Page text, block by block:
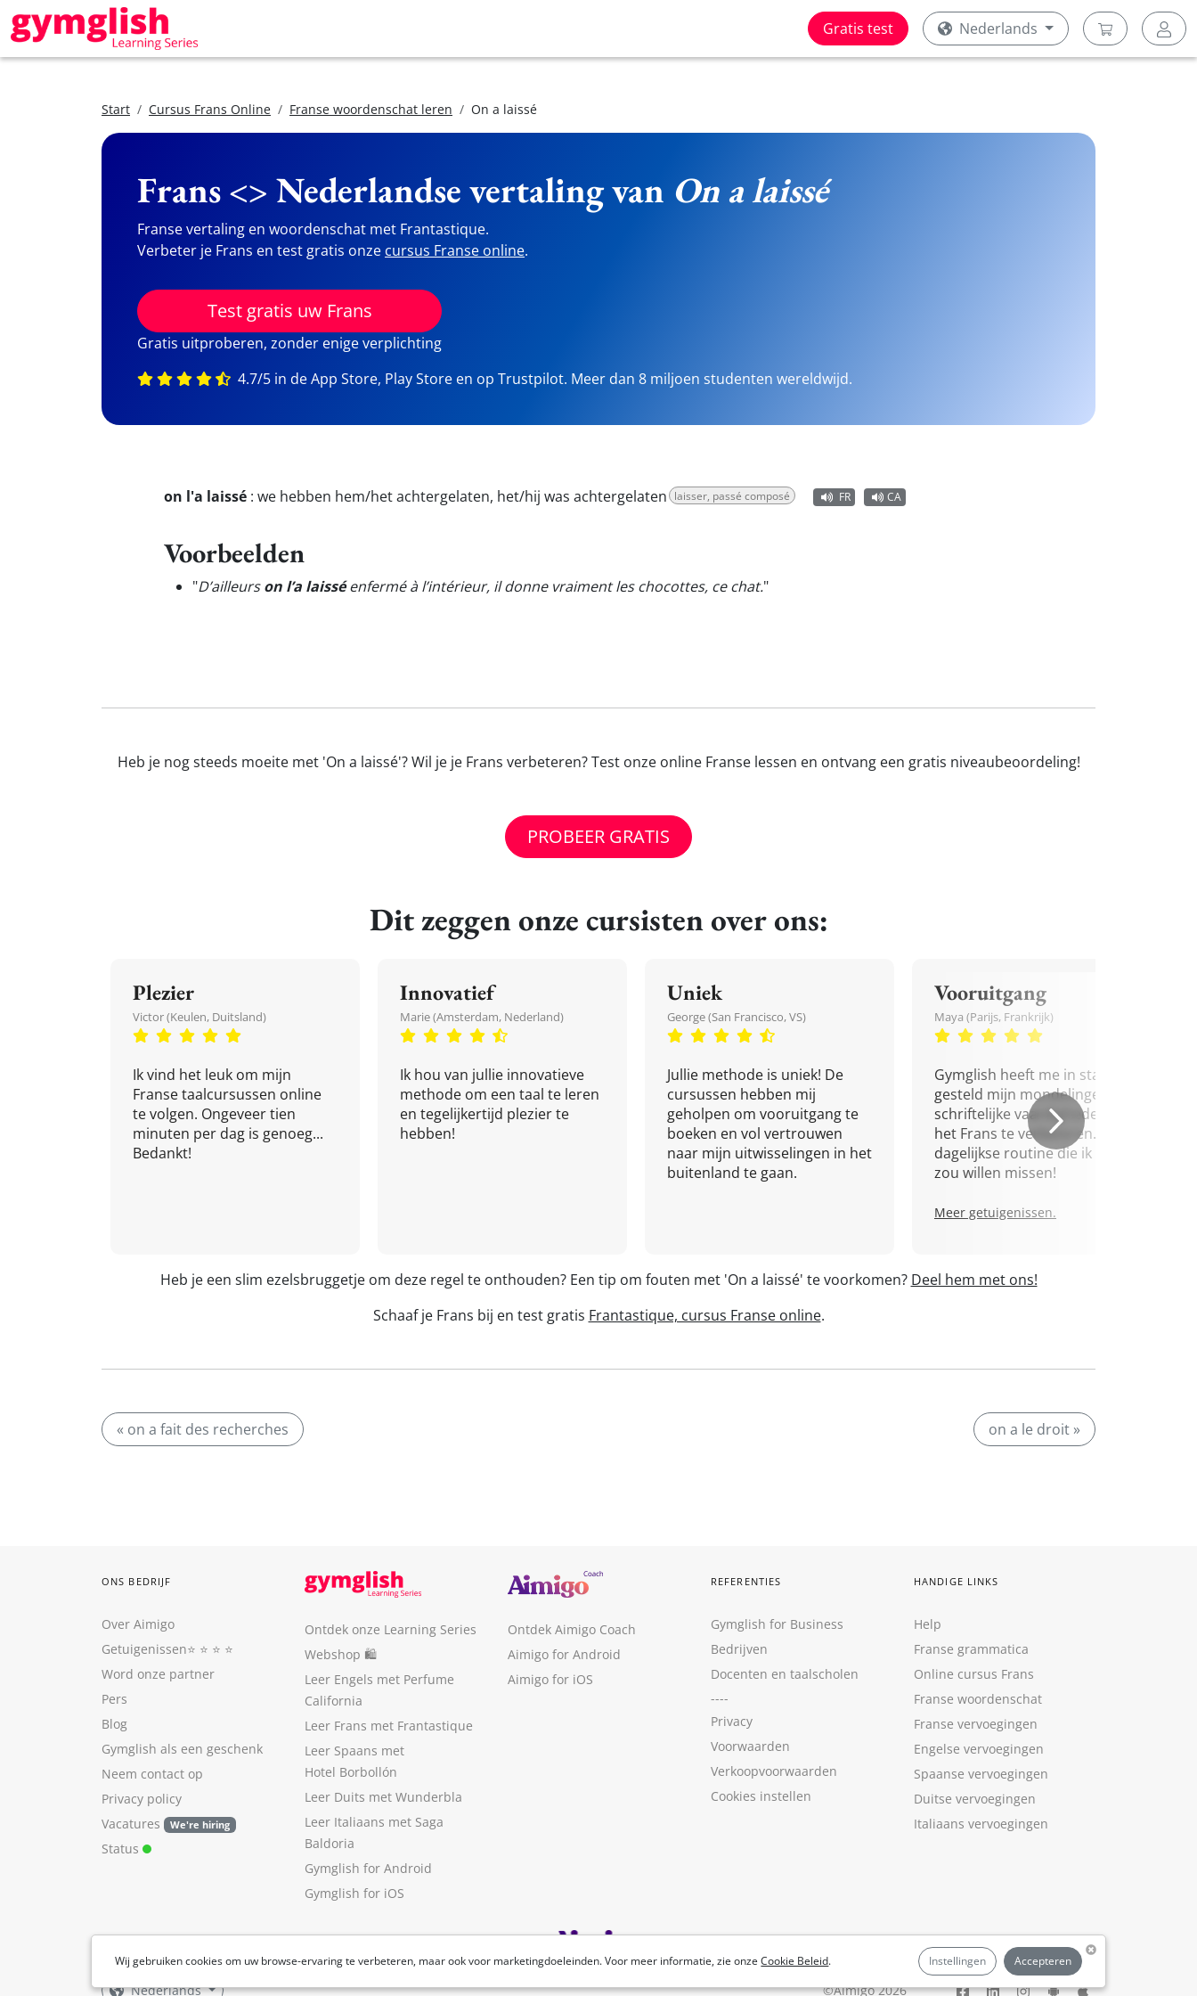
Gratis test Nederlands
Start Cursus Frans Online Franse woordenschat leren On a laissé
Frans <> Nederlandse vertaling van On a laissé
Franse vertaling en woordenschat met Frantastique.
Verbeter je Frans en test gratis onze cursus Franse online.
Test gratis uw Frans
Gratis uitproberen, zonder enige verplichting
4.7/5 in de App Store, Play Store en op Trustpilot. Meer dan 8 miljoen studenten wereldwijd.
on l'a laissé : we hebben hem/het achtergelaten, het/hij was achtergelaten laisser, passé composé FR CA
Voorbeelden
"D’ailleurson l’a laisséenfermé à l’intérieur, il donne vraiment les chocottes, ce chat."
Heb je nog steeds moeite met 'On a laissé'? Wil je je Frans verbeteren? Test onze online Franse lessen en ontvang een gratis niveaubeoordeling!
PROBEER GRATIS
Dit zeggen onze cursisten over ons:
Plezier
Victor (Keulen, Duitsland)
Ik vind het leuk om mijn
Franse taalcursussen online
te volgen. Ongeveer tien
minuten per dag is genoeg...
Bedankt!
Innovatief
Marie (Amsterdam, Nederland)
Ik hou van jullie innovatieve
methode om een taal te leren
en tegelijkertijd plezier te
hebben!
Uniek
George (San Francisco, VS)
Jullie methode is uniek! De
cursussen hebben mij
geholpen om vooruitgang te
boeken en vol vertrouwen
naar mijn uitwisselingen in het
buitenland te gaan.
Vooruitgang
Maya (Parijs, Frankrijk)
Gymglish heeft me in staat
gesteld mijn mondelinge en
schriftelijke vaardigheden in
het Frans te verbeteren. Een
dagelijkse routine die ik niet
zou willen missen!
Meer getuigenissen.
Heb je een slim ezelsbruggetje om deze regel te onthouden? Een tip om fouten met 'On a laissé' te voorkomen? Deel hem met ons!
Schaaf je Frans bij en test gratis Frantastique, cursus Franse online.
« on a fait des recherches on a le droit »
Wij gebruiken cookies om uw browse-ervaring te verbeteren, maar ook voor marketingdoeleinden. Voor meer informatie, zie onzeCookie Beleid. Instellingen Accepteren
ONS BEDRIJF
Over Aimigo
Getuigenissen⭐️ ⭐️ ⭐️ ⭐️
Word onze partner
Pers
Blog
Gymglish als een geschenk
Neem contact op
Privacy policy
Vacatures
We're hiring
Status
Ontdek onze Learning Series
Webshop 🛍
Leer Engels met Perfume
California
Leer Frans met Frantastique
Leer Spaans met
Hotel Borbollón
Leer Duits met Wunderbla
Leer Italiaans met Saga
Baldoria
Gymglish for Android
Gymglish for iOS
Ontdek Aimigo Coach
Aimigo for Android
Aimigo for iOS
REFERENTIES
Gymglish for Business
Bedrijven
Docenten en taalscholen
----
Privacy
Voorwaarden
Verkoopvoorwaarden
Cookies instellen
HANDIGE LINKS
Help
Franse grammatica
Online cursus Frans
Franse woordenschat
Franse vervoegingen
Engelse vervoegingen
Spaanse vervoegingen
Duitse vervoegingen
Italiaans vervoegingen
Nederlands ©Aimigo 2026